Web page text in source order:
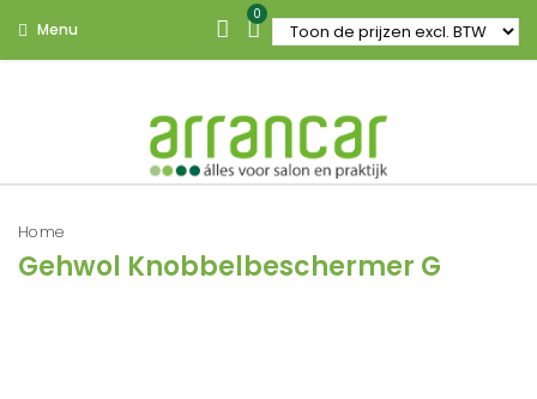
Menu
0
Home
Gehwol Knobbelbeschermer G